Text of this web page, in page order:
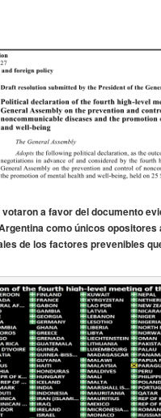
a favor del documento
como únicos
de los factores prevenibles